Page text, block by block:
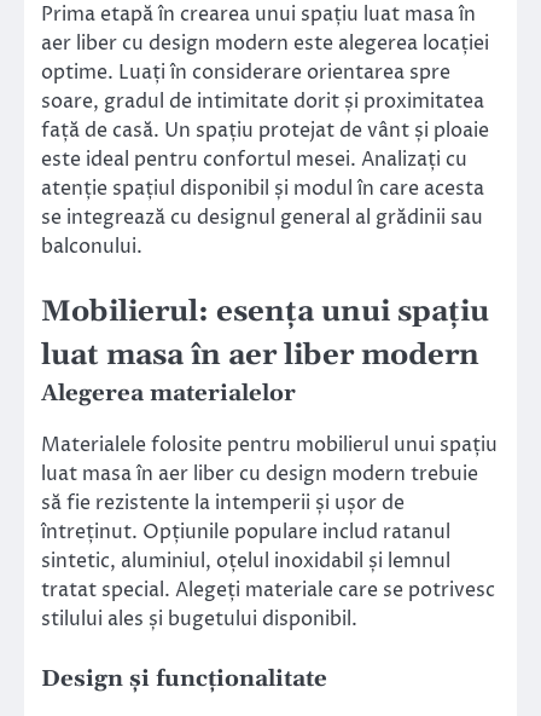
Prima etapă în crearea unui spațiu luat masa în
aer liber cu design modern este alegerea locației
optime. Luați în considerare orientarea spre
soare, gradul de intimitate dorit și proximitatea
față de casă. Un spațiu protejat de vânt și ploaie
este ideal pentru confortul mesei. Analizați cu
atenție spațiul disponibil și modul în care acesta
se integrează cu designul general al grădinii sau
balconului.
Mobilierul: esența unui spațiu
luat masa în aer liber modern
Alegerea materialelor
Materialele folosite pentru mobilierul unui spațiu
luat masa în aer liber cu design modern trebuie
să fie rezistente la intemperii și ușor de
întreținut. Opțiunile populare includ ratanul
sintetic, aluminiul, oțelul inoxidabil și lemnul
tratat special. Alegeți materiale care se potrivesc
stilului ales și bugetului disponibil.
Design și funcționalitate